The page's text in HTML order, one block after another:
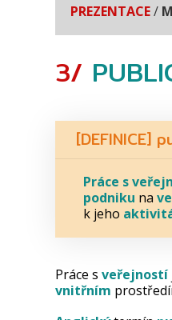
PREZENTACE/
3/
[DEFINICE]
Práce s
podniku na
k jeho
Práce s veřejností
vnitřním